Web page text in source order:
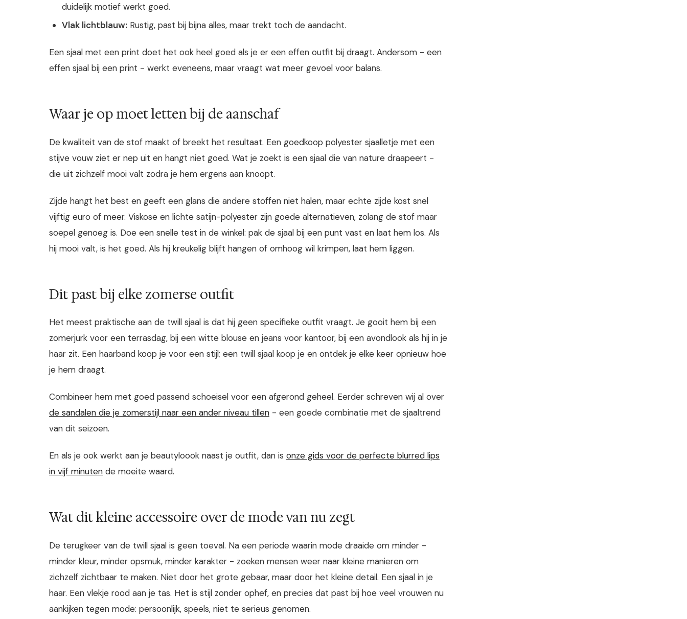
duidelijk motief werkt goed.
Vlak lichtblauw: Rustig, past bij bijna alles, maar trekt toch de aandacht.
Een sjaal met een print doet het ook heel goed als je er een effen outfit bij draagt. Andersom - een
effen sjaal bij een print - werkt eveneens, maar vraagt wat meer gevoel voor balans.
Waar je op moet letten bij de aanschaf
De kwaliteit van de stof maakt of breekt het resultaat. Een goedkoop polyester sjaalletje met een
stijve vouw ziet er nep uit en hangt niet goed. Wat je zoekt is een sjaal die van nature draapeert -
die uit zichzelf mooi valt zodra je hem ergens aan knoopt.
Zijde hangt het best en geeft een glans die andere stoffen niet halen, maar echte zijde kost snel
vijftig euro of meer. Viskose en lichte satijn-polyester zijn goede alternatieven, zolang de stof maar
soepel genoeg is. Doe een snelle test in de winkel: pak de sjaal bij een punt vast en laat hem los. Als
hij mooi valt, is het goed. Als hij kreukelig blijft hangen of omhoog wil krimpen, laat hem liggen.
Dit past bij elke zomerse outfit
Het meest praktische aan de twill sjaal is dat hij geen specifieke outfit vraagt. Je gooit hem bij een
zomerjurk voor een terrasdag, bij een witte blouse en jeans voor kantoor, bij een avondlook als hij in je
haar zit. Een haarband koop je voor een stijl; een twill sjaal koop je en ontdek je elke keer opnieuw hoe
je hem draagt.
Combineer hem met goed passend schoeisel voor een afgerond geheel. Eerder schreven wij al over
de sandalen die je zomerstijl naar een ander niveau tillen - een goede combinatie met de sjaaltrend
van dit seizoen.
En als je ook werkt aan je beautyloook naast je outfit, dan is onze gids voor de perfecte blurred lips
in vijf minuten de moeite waard.
Wat dit kleine accessoire over de mode van nu zegt
De terugkeer van de twill sjaal is geen toeval. Na een periode waarin mode draaide om minder -
minder kleur, minder opsmuk, minder karakter - zoeken mensen weer naar kleine manieren om
zichzelf zichtbaar te maken. Niet door het grote gebaar, maar door het kleine detail. Een sjaal in je
haar. Een vlekje rood aan je tas. Het is stijl zonder ophef, en precies dat past bij hoe veel vrouwen nu
aankijken tegen mode: persoonlijk, speels, niet te serieus genomen.